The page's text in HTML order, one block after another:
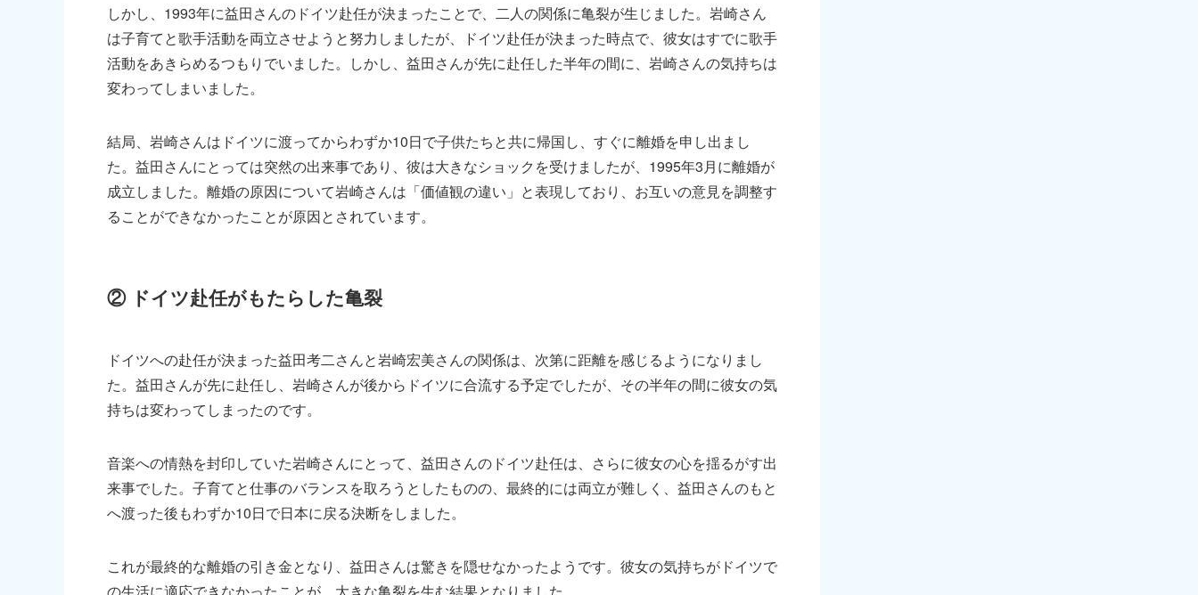
しかし、1993年に益田さんのドイツ赴任が決まったことで、二人の関係に亀裂が生じました。岩崎さん
は子育てと歌手活動を両立させようと努力しましたが、ドイツ赴任が決まった時点で、彼女はすでに歌手
活動をあきらめるつもりでいました。しかし、益田さんが先に赴任した半年の間に、岩崎さんの気持ちは
変わってしまいました。
結局、岩崎さんはドイツに渡ってからわずか10日で子供たちと共に帰国し、すぐに離婚を申し出まし
た。益田さんにとっては突然の出来事であり、彼は大きなショックを受けましたが、1995年3月に離婚が
成立しました。離婚の原因について岩崎さんは「価値観の違い」と表現しており、お互いの意見を調整す
ることができなかったことが原因とされています。
② ドイツ赴任がもたらした亀裂
ドイツへの赴任が決まった益田考二さんと岩崎宏美さんの関係は、次第に距離を感じるようになりまし
た。益田さんが先に赴任し、岩崎さんが後からドイツに合流する予定でしたが、その半年の間に彼女の気
持ちは変わってしまったのです。
音楽への情熱を封印していた岩崎さんにとって、益田さんのドイツ赴任は、さらに彼女の心を揺るがす出
来事でした。子育てと仕事のバランスを取ろうとしたものの、最終的には両立が難しく、益田さんのもと
へ渡った後もわずか10日で日本に戻る決断をしました。
これが最終的な離婚の引き金となり、益田さんは驚きを隠せなかったようです。彼女の気持ちがドイツで
の生活に適応できなかったことが、大きな亀裂を生む結果となりました。